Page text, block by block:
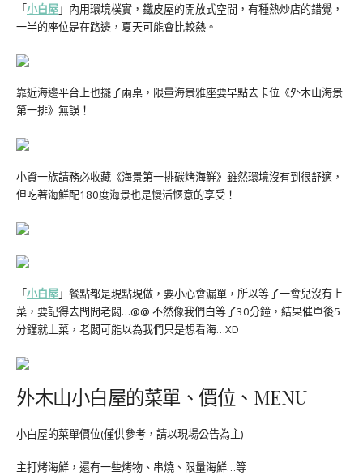
「小白屋」內用環境樸實，鐵皮屋的開放式空間，有種熱炒店的錯覺，
一半的座位是在路邊，夏天可能會比較熱。
靠近海邊平台上也擺了兩桌，限量海景雅座要早點去卡位《外木山海景
第一排》無誤！
小資一族請務必收藏《海景第一排碳烤海鮮》雖然環境沒有到很舒適，
但吃著海鮮配180度海景也是慢活愜意的享受！
「小白屋」餐點都是現點現做，要小心會漏單，所以等了一會兒沒有上
菜，要記得去問問老闆…@@ 不然像我們白等了30分鐘，結果催單後5
分鐘就上菜，老闆可能以為我們只是想看海…XD
外木山小白屋的菜單、價位、MENU
小白屋的菜單價位(僅供參考，請以現場公告為主)
主打烤海鮮，還有一些烤物、串燒、限量海鮮…等